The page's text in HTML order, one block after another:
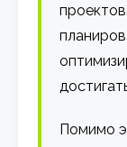
Помимо